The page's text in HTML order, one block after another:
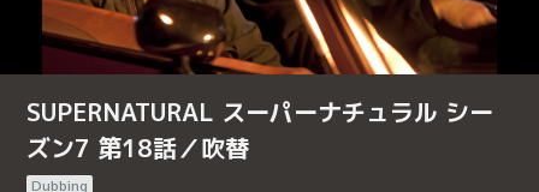
SUPERNATURAL スーパーナチュラル シー
ズン7 第18話／吹替
Dubbing